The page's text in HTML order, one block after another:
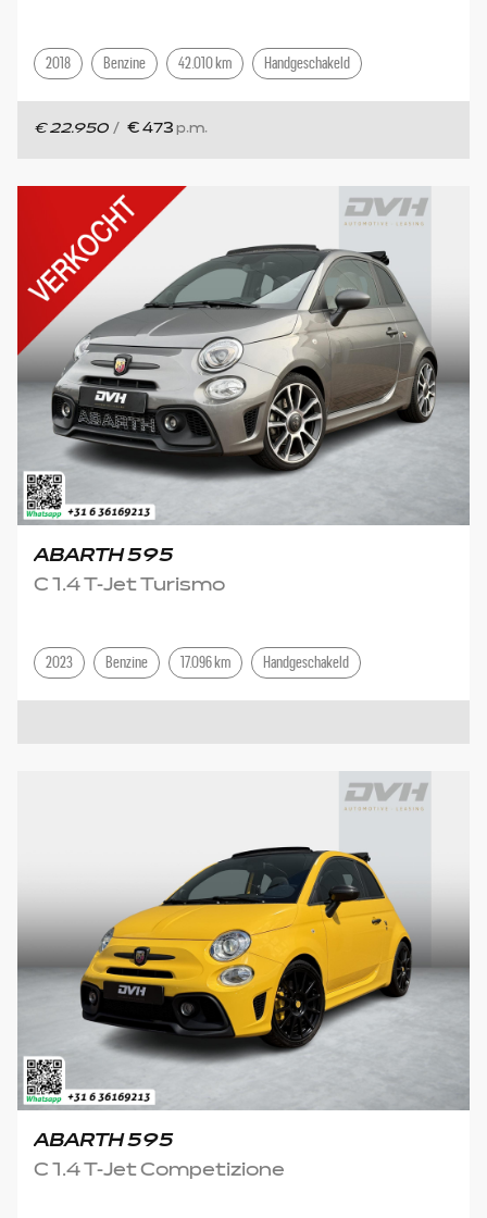
2018 Benzine 42.010 km Handgeschakeld
€ 22.950 / € 473 p.m.
ABARTH 595
C 1.4 T-Jet Turismo
2023 Benzine 17.096 km Handgeschakeld
ABARTH 595
C 1.4 T-Jet Competizione